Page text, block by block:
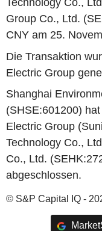
Technology Co.,
Group Co., Ltd.
CNY am 25.
Die Transaktion
Electric Group
Shanghai
(SHSE:601200)
Electric Group
Technology Co.,
Co., Ltd.
abgeschlossen.
© S&P Capital IQ -